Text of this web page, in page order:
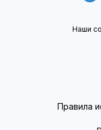
Наши
Правила